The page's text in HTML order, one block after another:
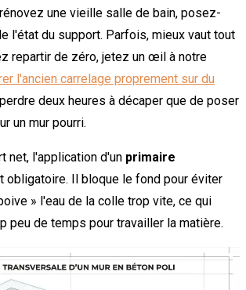
une vieille salle de bain, posez-
l'état du support. Parfois, mieux vaut tout
repartir de zéro, jetez un œil à notre
l'ancien carrelage proprement sur du
deux heures à décaper que de poser
un mur pourri.
net, l'application d'un primaire
obligatoire. Il bloque le fond pour éviter
» l'eau de la colle trop vite, ce qui
peu de temps pour travailler la matière.